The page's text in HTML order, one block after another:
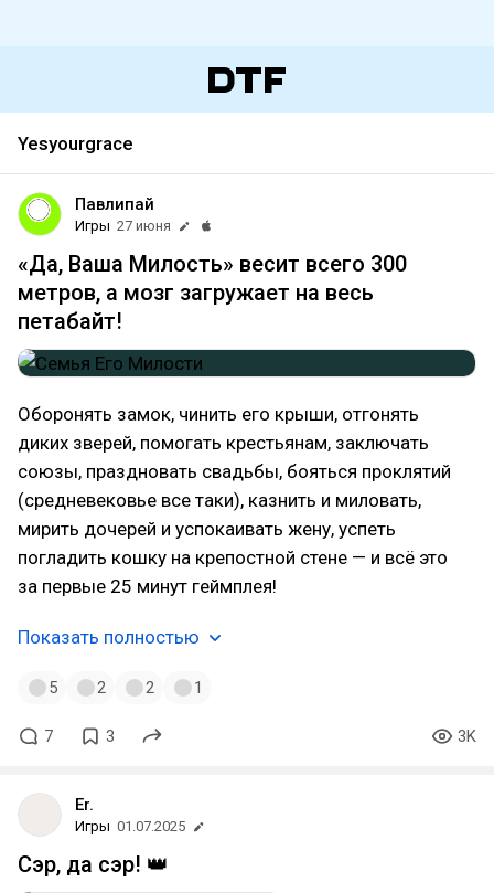
Yesyourgrace
Павлипай
Игры 27 июня
«Да, Ваша Милость» весит всего 300
метров, а мозг загружает на весь
петабайт!
Оборонять замок, чинить его крыши, отгонять
диких зверей, помогать крестьянам, заключать
союзы, праздновать свадьбы, бояться проклятий
(средневековье все таки), казнить и миловать,
мирить дочерей и успокаивать жену, успеть
погладить кошку на крепостной стене — и всё это
за первые 25 минут геймплея!
Показать полностью
5 2 2 1
7 3 3K
Er.
Игры 01.07.2025
Сэр, да сэр! 👑